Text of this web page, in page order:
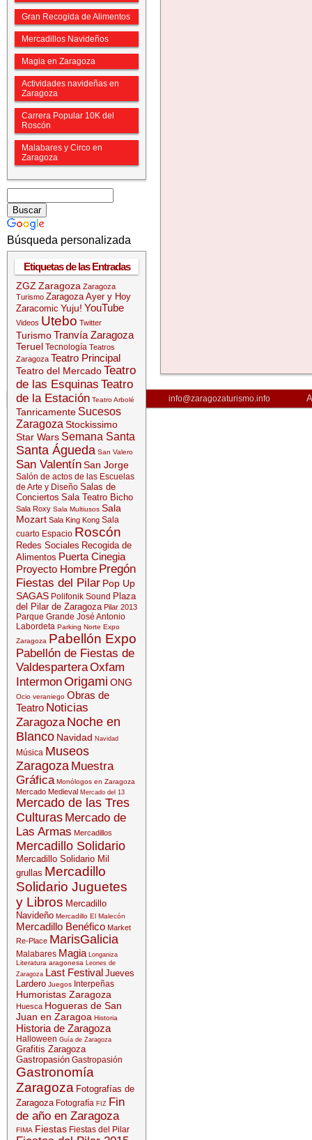
Gran Recogida de Alimentos
Mercadillos Navideños
Magia en Zaragoza
Actividades navideñas en
Zaragoza
Carrera Popular 10K del
Roscón
Malabares y Circo en
Zaragoza
Búsqueda personalizada
Etiquetas de las Entradas
ZGZ Zaragoza Zaragoza
Turismo Zaragoza Ayer y Hoy
Zaracomic Yuju! YouTube
Videos Utebo Twitter
TurismoTranvía Zaragoza
Teruel Tecnología Teatros
Zaragoza Teatro Principal
Teatro del MercadoTeatro
de las Esquinas Teatro
de la Estación Teatro Arbolé
Tanricamente Sucesos
Zaragoza Stockissimo
Star Wars Semana Santa
Santa Águeda San Valero
San ValentínSan Jorge
Salón de actos de las Escuelas
de Arte y Diseño Salas de
Conciertos Sala Teatro Bicho
Sala Roxy Sala Multiusos Sala
Mozart Sala King Kong Sala
cuarto Espacio Roscón
Redes Sociales Recogida de
Alimentos Puerta Cinegia
Proyecto Hombre Pregón
Fiestas del Pilar Pop Up
SAGAS Polifonik Sound Plaza
del Pilar de Zaragoza Pilar 2013
Parque Grande José Antonio
Labordeta Parking Norte Expo
Zaragoza Pabellón Expo
Pabellón de Fiestas de
ValdesparteraOxfam
IntermonOrigami ONG
Ocio veraniego Obras de
Teatro Noticias
Zaragoza Noche en
Blanco Navidad Navidad
Música Museos
Zaragoza Muestra
Gráfica Monólogos en Zaragoza
Mercado Medieval Mercado del 13
Mercado de las Tres
Culturas Mercado de
Las Armas Mercadillos
Mercadillo Solidario
Mercadillo Solidario Mil
grullas Mercadillo
Solidario Juguetes
y Libros Mercadillo
Navideño Mercadillo El Malecón
Mercadillo Benéfico Market
Re-Place MarisGalicia
Malabares Magia Longaniza
Literatura aragonesa Leones de
Zaragoza Last Festival Jueves
Lardero Juegos Interpeñas
Humoristas Zaragoza
Huesca Hogueras de San
Juan en Zaragoa Historia
Historia de Zaragoza
Halloween Guía de Zaragoza
Grafitis Zaragoza
Gastropasión Gastropasión
Gastronomía
Zaragoza Fotografías de
Zaragoza Fotografía FIZ Fin
de año en Zaragoza
FIMA Fiestas Fiestas del Pilar
info@zaragozaturismo.info